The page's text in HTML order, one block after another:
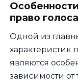
право голоса
Одной из
характеристик
являются
зависимости